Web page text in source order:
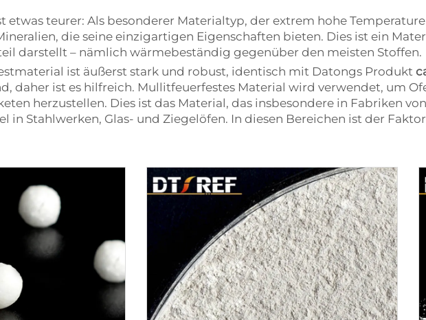
etwas teurer: Als besonderer Materialtyp, der extrem hohe
die seine einzigartigen Eigenschaften bieten. Dies ist ein
darstellt – nämlich wärmebeständig gegenüber den meisten Stoffen.
ist äußerst stark und robust, identisch mit Datongs Produkt
daher ist es hilfreich. Mullitfeuerfestes Material wird verwendet, um
herzustellen. Dies ist das Material, das insbesondere in Fabriken
in Stahlwerken, Glas- und Ziegelöfen. In diesen Bereichen ist der